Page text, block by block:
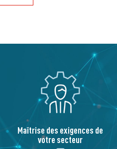
Maîtrise des exigences de
votre secteur